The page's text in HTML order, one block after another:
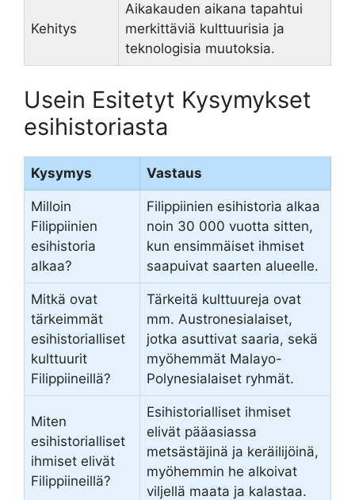
Kehitys
Aikakauden aikana tapahtui
merkittäviä kulttuurisia ja
teknologisia muutoksia.
Usein Esitetyt Kysymykset
esihistoriasta
Kysymys Vastaus
Milloin
Filippiinien
esihistoria
alkaa?
Filippiinien esihistoria alkaa
noin 30 000 vuotta sitten,
kun ensimmäiset ihmiset
saapuivat saarten alueelle.
Mitkä ovat
tärkeimmät
esihistorialliset
kulttuurit
Filippiineillä?
Tärkeitä kulttuureja ovat
mm. Austronesialaiset,
jotka asuttivat saaria, sekä
myöhemmät Malayo-
Polynesialaiset ryhmät.
Miten
esihistorialliset
ihmiset elivät
Filippiineillä?
Esihistorialliset ihmiset
elivät pääasiassa
metsästäjinä ja keräilijöinä,
myöhemmin he alkoivat
viljellä maata ja kalastaa.